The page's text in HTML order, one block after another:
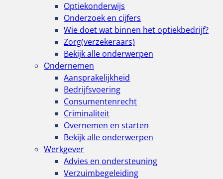
Optiekonderwijs
Onderzoek en cijfers
Wie doet wat binnen het optiekbedrijf?
Zorg(verzekeraars)
Bekijk alle onderwerpen
Ondernemen
Aansprakelijkheid
Bedrijfsvoering
Consumentenrecht
Criminaliteit
Overnemen en starten
Bekijk alle onderwerpen
Werkgever
Advies en ondersteuning
Verzuimbegeleiding